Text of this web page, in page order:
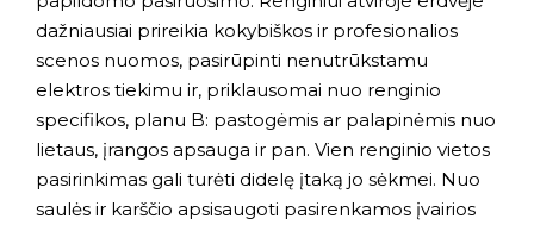
dažniausiai prireikia kokybiškos ir profesionalios
scenos nuomos, pasirūpinti nenutrūkstamu
elektros tiekimu ir, priklausomai nuo renginio
specifikos, planu B: pastogėmis ar palapinėmis nuo
lietaus, įrangos apsauga ir pan. Vien renginio vietos
pasirinkimas gali turėti didelę įtaką jo sėkmei. Nuo
saulės ir karščio apsisaugoti pasirenkamos įvairios